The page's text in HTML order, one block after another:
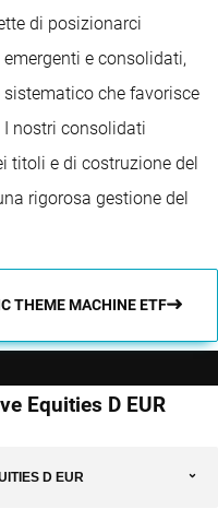
di posizionarci
e consolidati,
che favorisce
nostri consolidati
titoli e di costruzione del
rigorosa gestione del
THEME MACHINE ETF
Equities D EUR
D EUR